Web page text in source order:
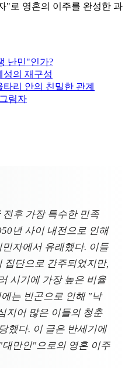
"로 영혼의 이주를 완성한 과
난민"인가?
성의 재구성
리 안의 친밀한 관계
림자
후 가장 특수한 민족
년 사이 내전으로 인해
자에서 유래했다. 이들
집단으로 간주되었지만,
시기에 가장 높은 비율
는 빈곤으로 인해 "낙
지어 많은 이들의 청춘
했다. 이 글은 반세기에
만인"으로의 영혼 이주